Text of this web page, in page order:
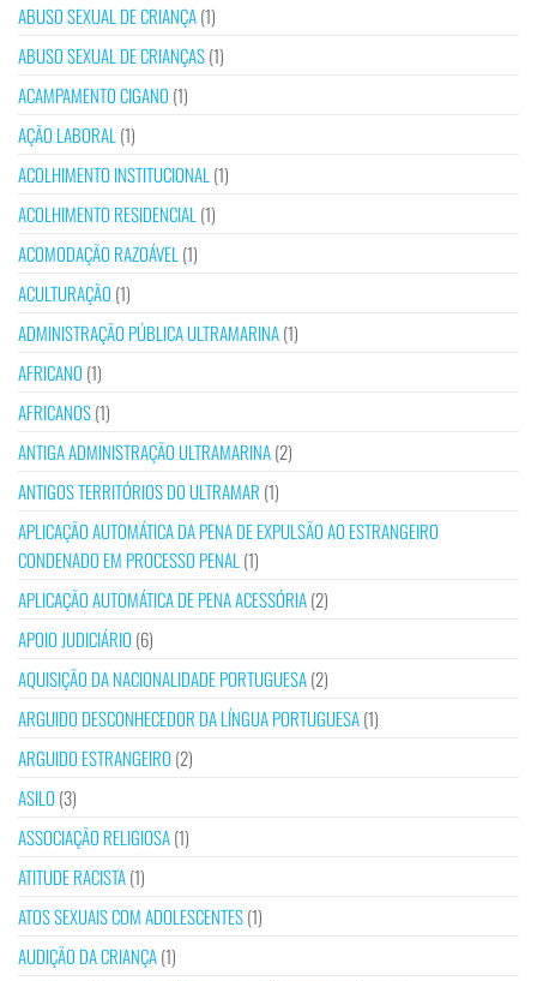
ABUSO SEXUAL DE CRIANÇA(1)
ABUSO SEXUAL DE CRIANÇAS(1)
ACAMPAMENTO CIGANO (1)
AÇÃO LABORAL(1)
ACOLHIMENTO INSTITUCIONAL(1)
ACOLHIMENTO RESIDENCIAL(1)
ACOMODAÇÃO RAZOÁVEL(1)
ACULTURAÇÃO (1)
ADMINISTRAÇÃO PÚBLICA ULTRAMARINA(1)
AFRICANO (1)
AFRICANOS(1)
ANTIGA ADMINISTRAÇÃO ULTRAMARINA(2)
ANTIGOS TERRITÓRIOS DO ULTRAMAR (1)
APLICAÇÃO AUTOMÁTICA DA PENA DE EXPULSÃO AO ESTRANGEIRO
CONDENADO EM PROCESSO PENAL(1)
APLICAÇÃO AUTOMÁTICA DE PENA ACESSÓRIA(2)
APOIO JUDICIÁRIO (6)
AQUISIÇÃO DA NACIONALIDADE PORTUGUESA(2)
ARGUIDO DESCONHECEDOR DA LÍNGUA PORTUGUESA(1)
ARGUIDO ESTRANGEIRO (2)
ASILO (3)
ASSOCIAÇÃO RELIGIOSA(1)
ATITUDE RACISTA(1)
ATOS SEXUAIS COM ADOLESCENTES(1)
AUDIÇÃO DA CRIANÇA(1)